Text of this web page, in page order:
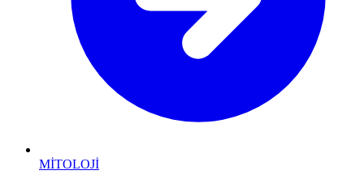
MİTOLOJİ